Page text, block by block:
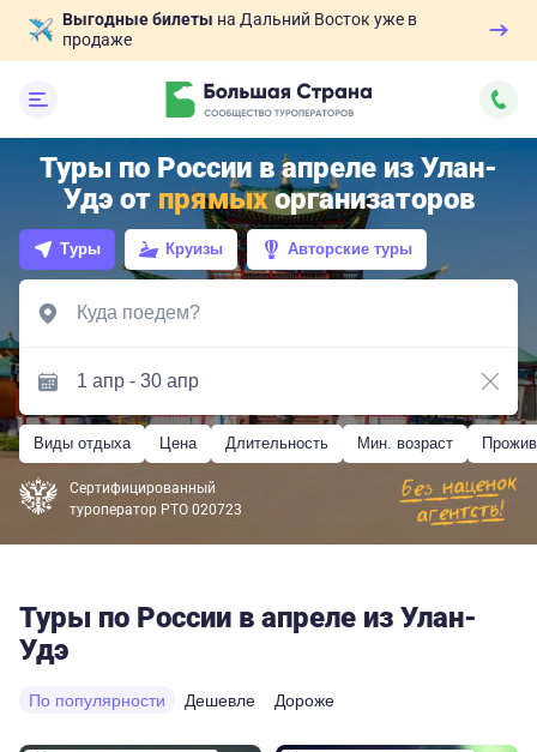
Выгодные билеты на Дальний Восток уже в
продаже
Туры по России в апреле из Улан-
Удэ от прямыхорганизаторов
Туры Круизы Авторские туры
Виды отдыха Цена Длительность Мин. возраст
Сертифицированный
туроператор РТО 020723
Туры по России в апреле из Улан-
Удэ
По популярности Дешевле Дороже